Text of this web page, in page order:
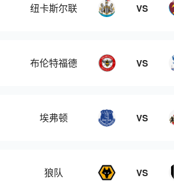
纽卡斯尔联 VS
布伦特福德 VS
埃弗顿 VS
狼队 VS